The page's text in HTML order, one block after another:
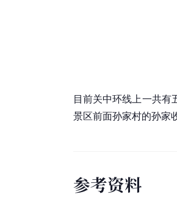
目前关中环线上一共有
景区前面孙家村的孙家
参考资料